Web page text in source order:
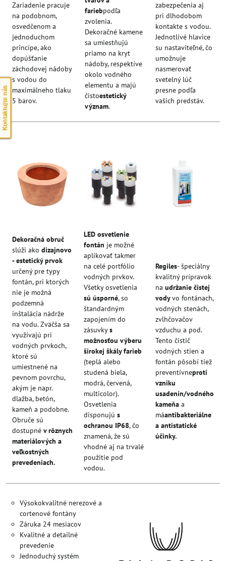
Zariadenie pracuje
na podobnom,
osvedčenom a
jednoduchom
princípe, ako
dopúšťanie
záchodovej nádoby
s vodou do
maximálneho tlaku
5 barov.
fariebpodľa
zvolenia.
Dekoračné kamene
sa umiestňujú
priamo na kryt
nádoby, respektíve
okolo vodného
elementu a majú
čistoestetický
význam.
zabezpečenia aj
pri dlhodobom
kontakte s vodou.
Jednotlivé hlavice
su nastaviteľné, čo
umožnuje
nasmerovať
svetelný lúč
presne podľa
vašich predstáv.
Dekoračná obruč
slúži ako dizajnovo
- estetický prvok
určený pre typy
fontán, pri ktorých
nie je možná
podzemná
inštalácia nádrže
na vodu. Zväčša sa
využívajú pri
vodných prvkoch,
ktoré sú
umiestnené na
pevnom povrchu,
akým je napr.
dlažba, betón,
kameň a podobne.
Obruče sú
dostupné v rôznych
materiálových a
veľkostných
prevedeniach.
LED osvetlenie
fontán je možné
aplikovať takmer
na celé portfólio
vodných prvkov.
Všetky osvetlenia
sú úsporné, so
štandardným
zapojením do
zásuvkys
možnosťou výberu
širokej škály farieb
(teplá alebo
studená biela,
modrá, červená,
multicolor).
Osvetlenia
disponujú s
ochranou IP68, čo
znamená, že sú
vhodné aj na trvalé
použitie pod
vodou.
Regiles- špeciálny
kvalitný prípravok
na udržanie čistej
vody vo fontánach,
vodných stenách,
zvlhčovačov
vzduchu a pod.
Tento čistič
vodných stien a
fontán pôsobí tiež
preventívneproti
vzniku
usadenín/vodného
kameňa a
máantibakteriálne
a antistatické
účinky.
Výsokokvalitné nerezové a
cortenové fontány
Záruka 24 mesiacov
Kvalitné a detailné
prevedenie
Jednoduchý systém
Kontaktujte nás